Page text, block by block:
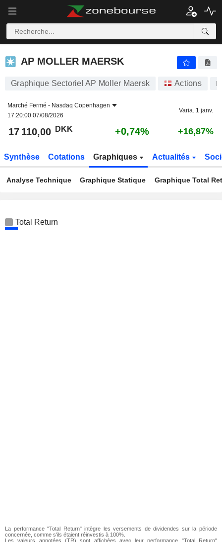
AP MOLLER MAERSK
AP MOLLER MAERSK
Graphique Sectoriel AP Moller Maersk Actions
Marché Fermé - Nasdaq Copenhagen
17:20:00 07/08/2026
Varia. 1 janv.
17 110,00 DKK +0,74% +16,87%
Synthèse Cotations Graphiques Actualités
Analyse Technique Graphique Statique Graphique Total
Total Return
La performance "Total Return" intègre les versements de dividendes sur la période
concernée, comme s'ils étaient réinvestis à 100%.
Les valeurs annotées (TR) sont affichées avec leur performance "Total Return"